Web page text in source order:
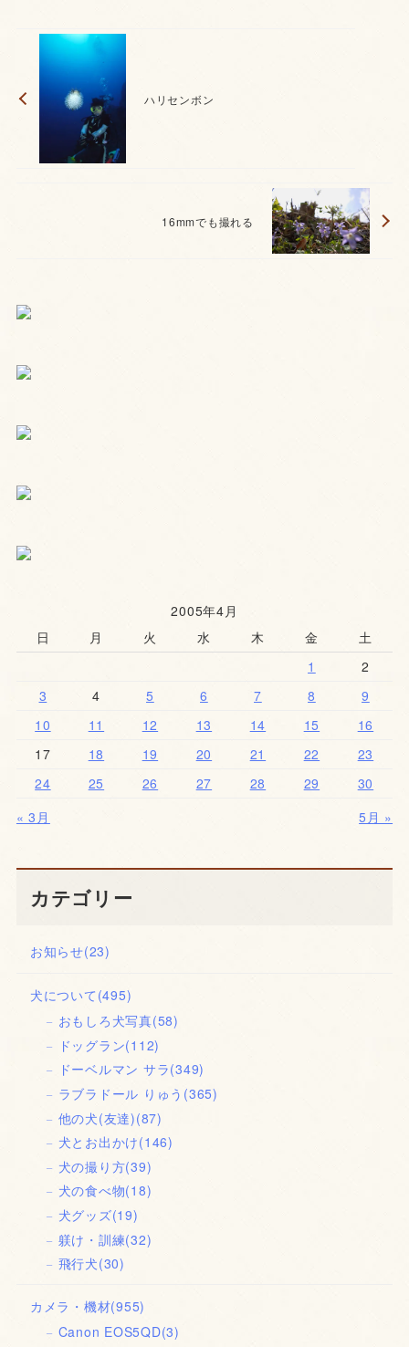
ハリセンボン
16mmでも撮れる
2005年4月
日
月 火 水 木 金
土
1
2
3
4 5 6 7 8
9
10
11 12 13 14 15
16
17
18 19 20 21 22
23
24
25 26 27 28 29
30
« 3月
5月 »
カテゴリー
お知らせ(23)
犬について (495)
おもしろ犬写真(58)
ドッグラン(112)
ドーベルマン サラ(349)
ラブラドール りゅう (365)
他の犬(友達)(87)
犬とお出かけ(146)
犬の撮り方(39)
犬の食べ物(18)
犬グッズ(19)
躾け・訓練(32)
飛行犬(30)
カメラ・機材(955)
Canon EOS5QD(3)